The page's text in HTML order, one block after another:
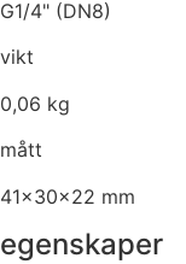
G1/4" (DN8)
vikt
0,06 kg
mått
41x30x22 mm
egenskaper